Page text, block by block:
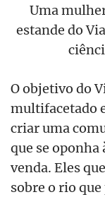
Uma
estande do
O objetivo do
multifacetado
criar uma
que se oponha
venda. Eles
sobre o rio